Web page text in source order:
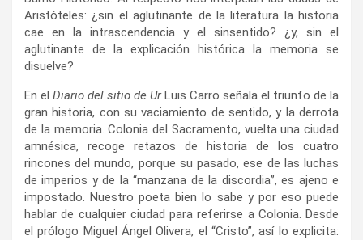
Aristóteles: ¿sin el aglutinante de la literatura la historia
cae en la intrascendencia y el sinsentido? ¿y, sin el
aglutinante de la explicación histórica la memoria se
disuelve?
En el Diario del sitio de UrLuis Carro señala el triunfo de la
gran historia, con su vaciamiento de sentido, y la derrota
de la memoria. Colonia del Sacramento, vuelta una ciudad
amnésica, recoge retazos de historia de los cuatro
rincones del mundo, porque su pasado, ese de las luchas
de imperios y de la “manzana de la discordia”, es ajeno e
impostado. Nuestro poeta bien lo sabe y por eso puede
hablar de cualquier ciudad para referirse a Colonia. Desde
el prólogo Miguel Ángel Olivera, el “Cristo”, así lo explicita: